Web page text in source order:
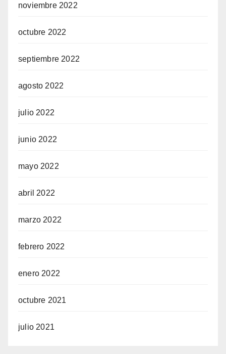
noviembre 2022
octubre 2022
septiembre 2022
agosto 2022
julio 2022
junio 2022
mayo 2022
abril 2022
marzo 2022
febrero 2022
enero 2022
octubre 2021
julio 2021